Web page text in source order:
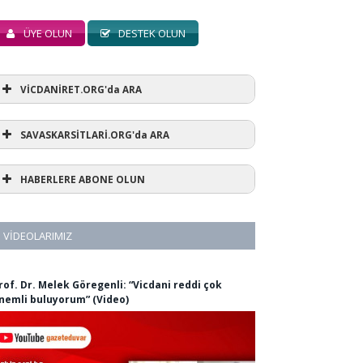
ÜYE OLUN DESTEK OLUN
VİCDANİRET.ORG'da ARA
SAVASKARSİTLARİ.ORG'da ARA
HABERLERE ABONE OLUN
VIDEOLARIMIZ
Dr. Melek Göregenli: “Vicdani reddi çok
buluyorum” (Video)